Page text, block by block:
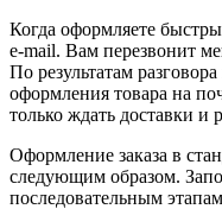
Когда оформляете
e-mail. Вам перезвонит
По результатам
оформления товара на
только ждать доставки и
Оформление заказа в
следующим образом.
последовательным